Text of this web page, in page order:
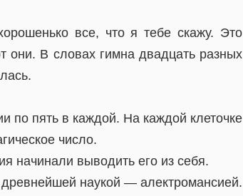
все, что я тебе скажу. Это
они. В словах гимна двадцать разных
пять в каждой. На каждой клеточке
число.
начинали выводить его из себя.
наукой — алектромансией.